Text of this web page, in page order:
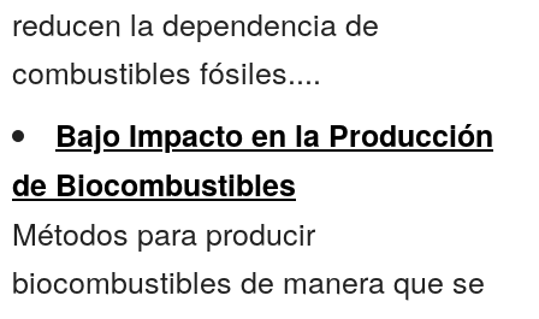
reducen la dependencia de
combustibles fósiles....
Bajo Impacto en la Producción
de Biocombustibles
Métodos para producir
biocombustibles de manera que se